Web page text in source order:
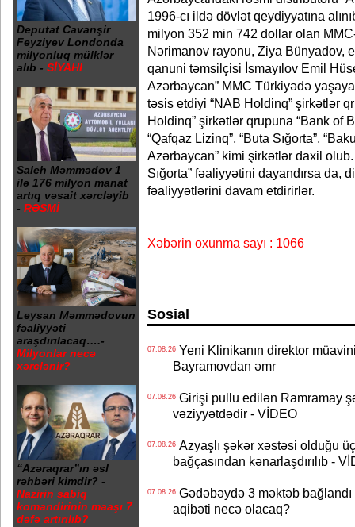
Deputat Cavanşir
Feyziyev Londonda
milyonluq mülklər
alıb - SİYAHI
Saleh Məmmədov 1
ilə 176 milyon manat
artıq vəsait xərcləyib
- RƏSMİ
Leysan Məmmədovun
fəaliyyəti
araşdırılacaq….-
Milyonlar necə
xərclənir?
“Azəraqrar”ın əsl
rəhbəri kimdir? -
Nazirin sabiq
komandirinin maaşı 7
dəfə artırılıb?
1996-cı ildə dövlət qeydiyyatına
milyon 352 min 742 dollar olan
Nərimanov rayonu, Ziya Bünyadov,
qanuni təmsilçisi İsmayılov Emil
Azərbaycan” MMC Türkiyədə
təsis etdiyi “NAB Holdinq” şirkətlər
Holdinq” şirkətlər qrupuna “Bank of
“Qafqaz Lizinq”, “Buta Sığorta”,
Azərbaycan” kimi şirkətlər daxil olub.
Sığorta” fəaliyyətini dayandırsa da,
fəaliyyətlərini davam etdirirlər.
Xəbərin oxunma sayı : 1066
Sosial
07.08.26Yeni Klinikanın direktor müavini
Bayramovdan əmr
07.08.26Girişi pullu edilən Ramramay
vəziyyətdədir - VİDEO
07.08.26Azyaşlı şəkər xəstəsi olduğu
bağçasından kənarlaşdırılıb -
07.08.26Gədəbəydə 3 məktəb
aqibəti necə olacaq?